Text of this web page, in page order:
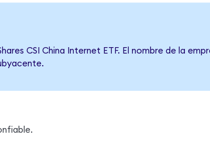
CSI China Internet ETF. El nombre de la